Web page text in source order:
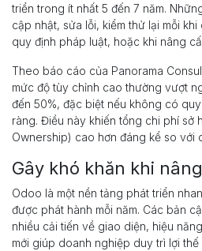
triển trong ít nhất 5 đến 7 năm.
cập nhật, sửa lỗi, kiểm thử lại mỗi
quy định pháp luật, hoặc khi nâng
Theo báo cáo của Panorama
mức độ tùy chỉnh cao thường vượt
đến 50%, đặc biệt nếu không có
ràng. Điều này khiến tổng chi phí sở
Ownership) cao hơn đáng kể so với
Gây khó khăn khi
Odoo là một nền tảng phát triển
được phát hành mỗi năm. Các bản
nhiều cải tiến về giao diện, hiệu
mới giúp doanh nghiệp duy trì lợi thế